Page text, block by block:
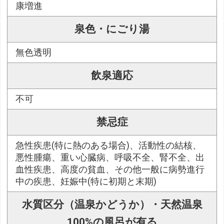
康増進
泉色・にごり湯
無色透明
飲泉適応
不可
禁忌症
急性疾患(特に熱のある場合)、活動性の結核、
悪性腫瘍、重い心臓病、呼吸不全、腎不全、出
血性疾患、高度の貧血、その他一般に病勢進行
中の疾患、妊娠中(特に初期と末期)
水質区分（温泉かどうか）・天然温泉